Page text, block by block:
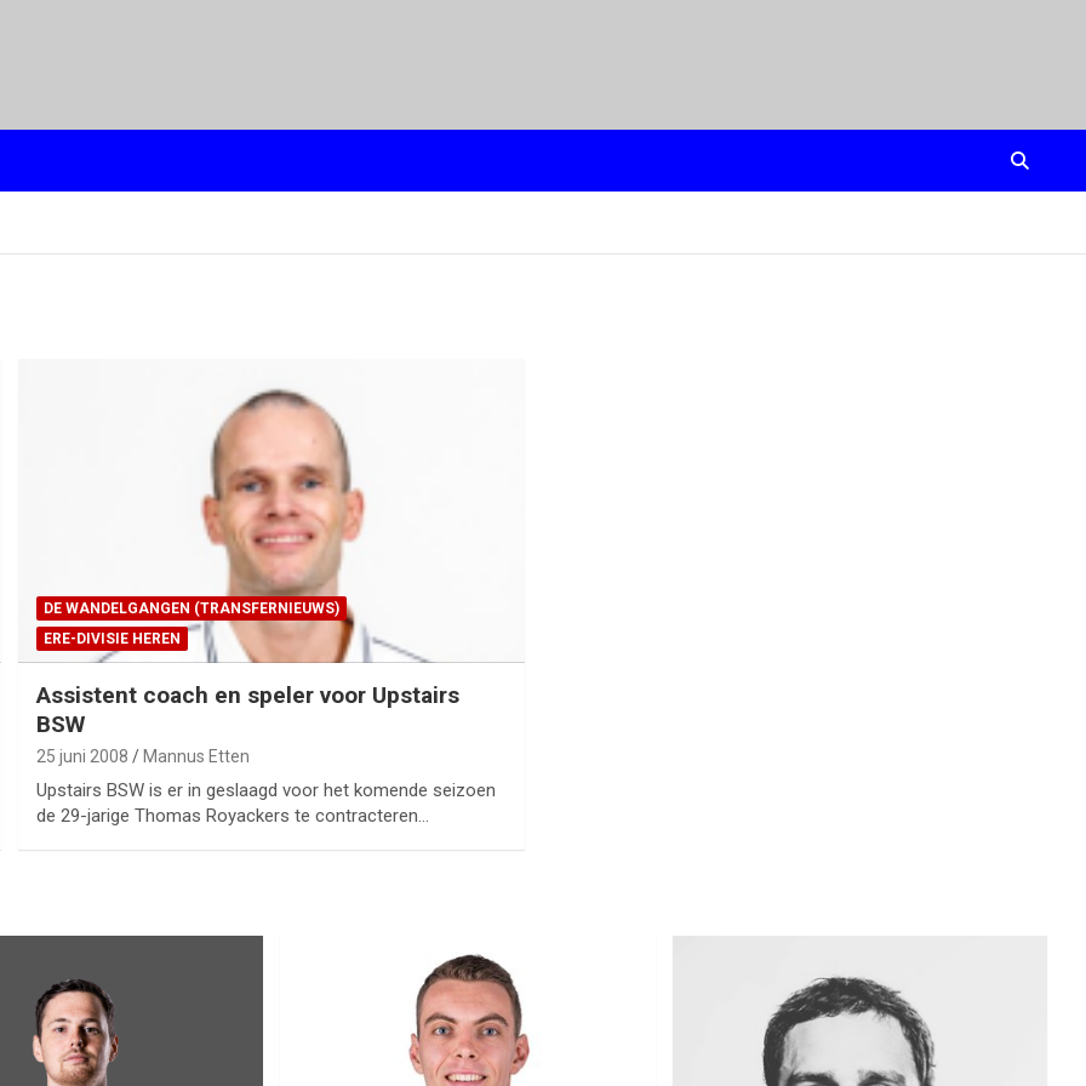
DE WANDELGANGEN (TRANSFERNIEUWS)
ERE-DIVISIE HEREN
Assistent coach en speler voor Upstairs
BSW
25 juni 2008 Mannus Etten
Upstairs BSW is er in geslaagd voor het komende seizoen
de 29-jarige Thomas Royackers te contracteren…